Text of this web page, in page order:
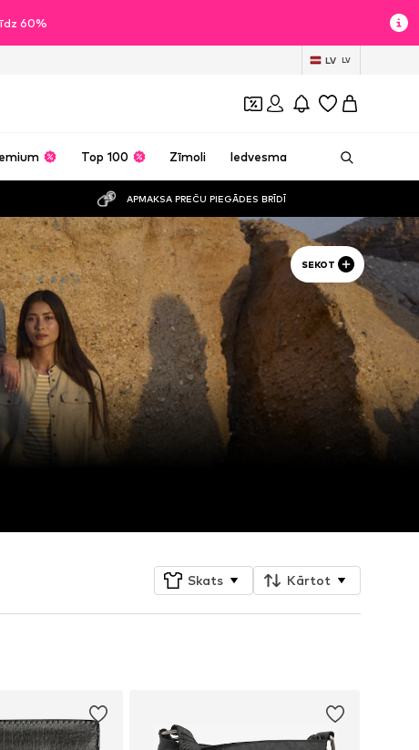
60%
LV LV
Top 100 Zīmoli Iedvesma
APMAKSA PREČU PIEGĀDES BRĪDĪ
SEKOT
Skats Kārtot